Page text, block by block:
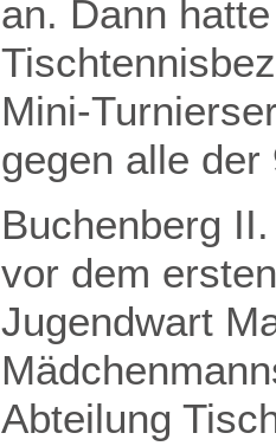
an. Dann
Mini-
gegen alle der
Buchenberg
vor dem
Jugendwart
Abteilung